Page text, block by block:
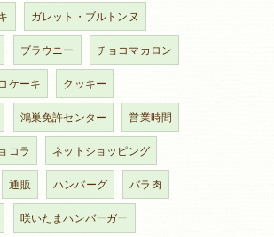
ガレット・ブルトンヌ
ブラウニー チョコマカロン
ケーキ クッキー
鴻巣免許センター 営業時間
コラ ネットショッピング
通販 ハンバーグ バラ肉
咲いたまハンバーガー